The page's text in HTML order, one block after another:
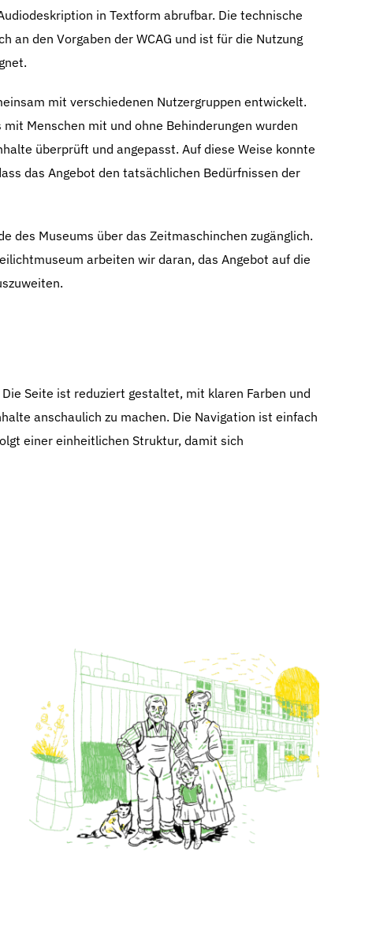
in Textform abrufbar. Die technische
an den Vorgaben der WCAG und ist für die Nutzung
mit verschiedenen Nutzergruppen entwickelt.
mit Menschen mit und ohne Behinderungen wurden
überprüft und angepasst. Auf diese Weise konnte
das Angebot den tatsächlichen Bedürfnissen der
des Museums über das Zeitmaschinchen zugänglich.
arbeiten wir daran, das Angebot auf die
Seite ist reduziert gestaltet, mit klaren Farben und
anschaulich zu machen. Die Navigation ist einfach
einer einheitlichen Struktur, damit sich